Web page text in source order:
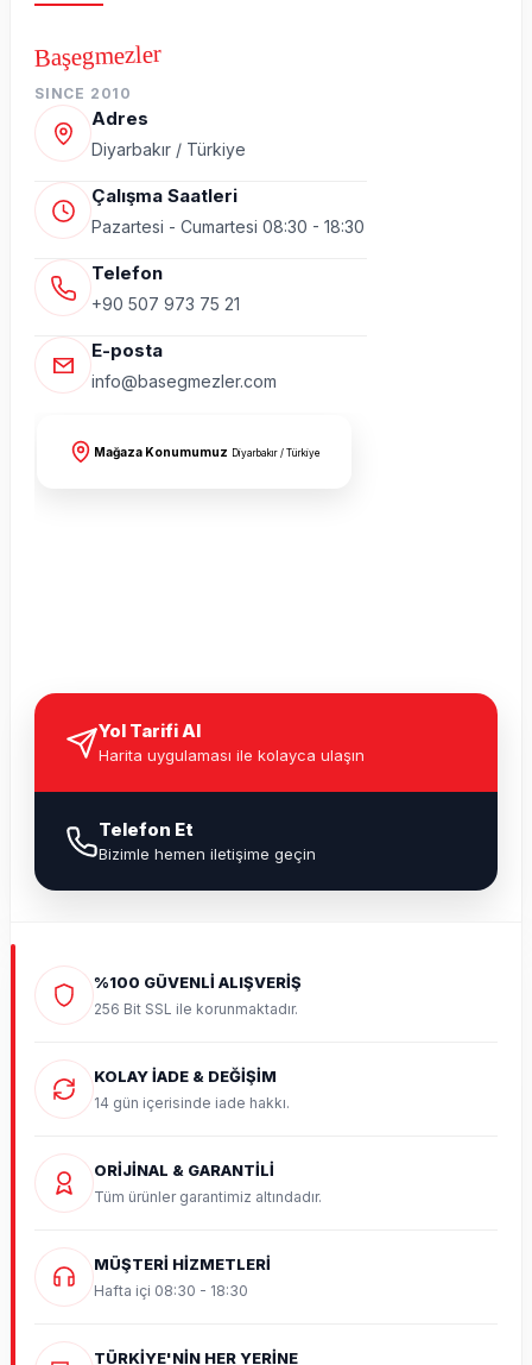
Başegmezler
SINCE 2010
Adres
Diyarbakır / Türkiye
Çalışma Saatleri
Pazartesi - Cumartesi 08:30 - 18:30
Telefon
+90 507 973 75 21
E-posta
info@basegmezler.com
Mağaza Konumumuz Diyarbakır / Türkiye
Yol Tarifi Al
Harita uygulaması ile kolayca ulaşın
Telefon Et
Bizimle hemen iletişime geçin
%100 GÜVENLİ ALIŞVERİŞ
256 Bit SSL ile korunmaktadır.
KOLAY İADE & DEĞİŞİM
14 gün içerisinde iade hakkı.
ORİJİNAL & GARANTİLİ
Tüm ürünler garantimiz altındadır.
MÜŞTERİ HİZMETLERİ
Hafta içi 08:30 - 18:30
TÜRKİYE'NİN HER YERİNE